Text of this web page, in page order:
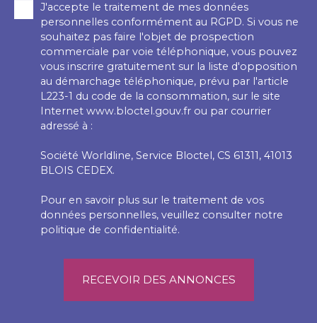
J'accepte le traitement de mes données
personnelles conformément au RGPD. Si vous ne
souhaitez pas faire l'objet de prospection
commerciale par voie téléphonique, vous pouvez
vous inscrire gratuitement sur la liste d'opposition
au démarchage téléphonique, prévu par l'article
L223-1 du code de la consommation, sur le site
Internet www.bloctel.gouv.fr ou par courrier
adressé à :
Société Worldline, Service Bloctel, CS 61311, 41013
BLOIS CEDEX.
Pour en savoir plus sur le traitement de vos
données personnelles, veuillez consulter notre
politique de confidentialité.
RECEVOIR DES ANNONCES